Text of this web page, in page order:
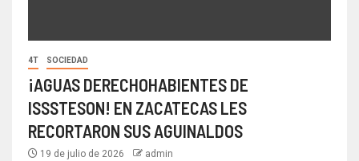
4T SOCIEDAD
¡AGUAS DERECHOHABIENTES DE
ISSSTESON! EN ZACATECAS LES
RECORTARON SUS AGUINALDOS
19 de julio de 2026 admin